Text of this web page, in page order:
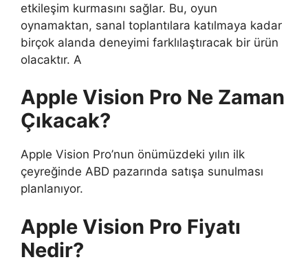
etkileşim kurmasını sağlar. Bu, oyun
oynamaktan, sanal toplantılara katılmaya kadar
birçok alanda deneyimi farklılaştıracak bir ürün
olacaktır. A
Apple Vision Pro Ne Zaman
Çıkacak?
Apple Vision Pro’nun önümüzdeki yılın ilk
çeyreğinde ABD pazarında satışa sunulması
planlanıyor.
Apple Vision Pro Fiyatı
Nedir?